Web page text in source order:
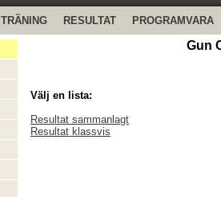
TRÄNING RESULTAT PROGRAMVARA
Gun
Välj en lista:
Resultat sammanlagt
Resultat klassvis